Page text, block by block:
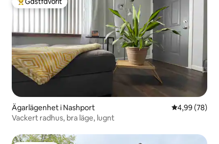
Populär gästfavorit
Ägarlägenhet i Nashport 4,99 av 5 i
4,99 (78)
Vackert radhus, bra läge, lugnt